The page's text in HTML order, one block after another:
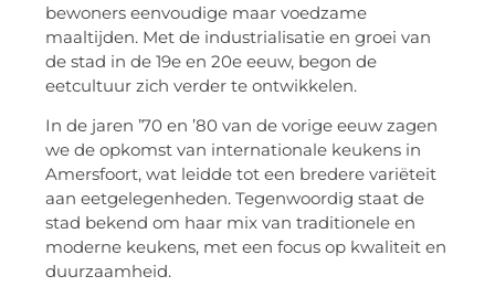
bewoners eenvoudige maar voedzame
maaltijden. Met de industrialisatie en groei van
de stad in de 19e en 20e eeuw, begon de
eetcultuur zich verder te ontwikkelen.
In de jaren ’70 en ’80 van de vorige eeuw zagen
we de opkomst van internationale keukens in
Amersfoort, wat leidde tot een bredere variëteit
aan eetgelegenheden. Tegenwoordig staat de
stad bekend om haar mix van traditionele en
moderne keukens, met een focus op kwaliteit en
duurzaamheid.